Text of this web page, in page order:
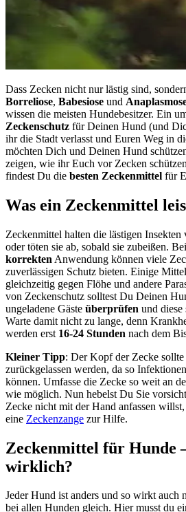
Dass Zecken nicht nur lästig sind,
Borreliose, Babesiose und
wissen die meisten Hundebesitzer. Ein
Zeckenschutz für Deinen Hund (und
ihr die Stadt verlasst und Euren Weg in
möchten Dich und Deinen Hund
zeigen, wie ihr Euch vor Zecken
findest Du die besten Zeckenmittel für
Was ein Zeckenmittel
Zeckenmittel halten die lästigen
oder töten sie ab, sobald sie zubeißen.
korrekten Anwendung können viele
zuverlässigen Schutz bieten. Einige
gleichzeitig gegen Flöhe und andere
von Zeckenschutz solltest Du Deinen
ungeladene Gäste überprüfen und diese
Warte damit nicht zu lange, denn
werden erst 16-24 Stunden nach dem
Kleiner Tipp: Der Kopf der Zecke
zurückgelassen werden, da so
können. Umfasse die Zecke so weit an
wie möglich. Nun hebelst Du Sie
Zecke nicht mit der Hand anfassen
eine Zeckenzange zur Hilfe.
Zeckenmittel für Hunde
wirklich?
Jeder Hund ist anders und so wirkt auch
bei allen Hunden gleich. Hier musst du